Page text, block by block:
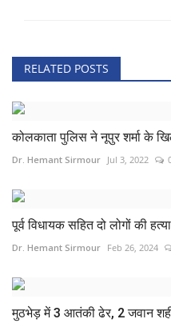
RELATED POSTS
कोलकाता पुलिस ने नूपुर शर्मा के
Dr. Hemant Sirmour Jul 3, 2022
पूर्व विधायक सहित दो लोगों की
Dr. Hemant Sirmour Feb 26, 2024
मुठभेड़ में 3 आतंकी ढेर, 2 जवान